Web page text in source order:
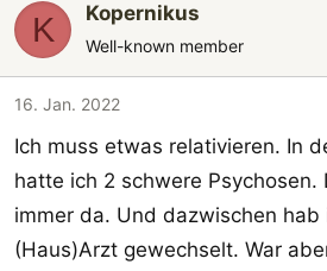
K Kopernikus
Well-known member
16. Jan. 2022
Ich muss etwas relativieren. In
hatte ich 2 schwere Psychosen.
immer da. Und dazwischen hab
(Haus)Arzt gewechselt. War